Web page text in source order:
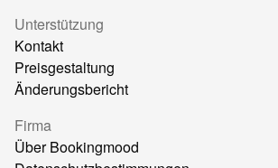
Unterstützung
Kontakt
Preisgestaltung
Änderungsbericht
Firma
Über Bookingmood